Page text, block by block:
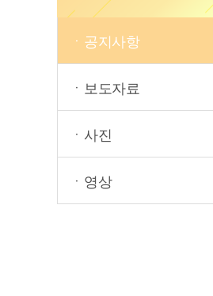
ㆍ공지사항
ㆍ보도자료
ㆍ사진
ㆍ영상